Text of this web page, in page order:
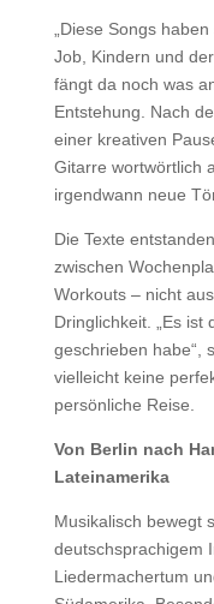
„Diese Songs
Job, Kindern und
fängt da noch was
Entstehung. Nach
einer kreativen
Gitarre wortwörtlich
irgendwann neue
Die Texte
zwischen
Workouts – nicht
Dringlichkeit. „Es ist
geschrieben habe“,
vielleicht keine
persönliche Reise.
Von Berlin nach
Lateinamerika
Musikalisch bewegt
deutschsprachigem
Liedermachertum